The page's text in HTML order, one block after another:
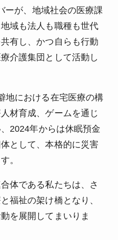
ーが、地域社会の医療課
域も法人も職種も世代
有し、かつ自らも行動
介護集団として活動し
地における在宅医療の構
材育成、ゲームを通じ
2024年からは休眠預金
として、本格的に災害
。
体である私たちは、さ
福祉の架け橋となり、
を展開してまいりま